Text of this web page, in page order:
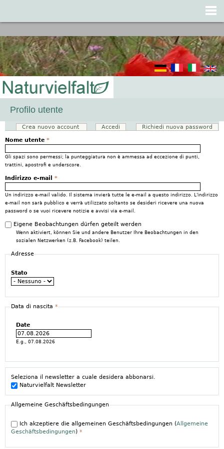
Profilo utente
Schede primarie
Crea nuovo account (scheda attiva)
Accedi
Richiedi nuova password
Nome utente *
Gli spazi sono permessi; la punteggiatura non è ammessa ad eccezione di punti,
trattini, apostrofi e underscore.
Indirizzo e-mail *
Un indirizzo e-mail valido. Il sistema invierà tutte le e-mail a questo indirizzo. L'indirizzo
e-mail non sarà pubblico e verrà utilizzato soltanto se desideri ricevere una nuova
password o se vuoi ricevere notizie e avvisi via e-mail.
Eigene Beobachtungen dürfen geteilt werden
Wenn aktiviert, können Sie und andere Benutzer Ihre Beobachtungen in den
sozialen Netzwerken (z.B. Facebook) teilen.
Adresse
Stato
Data di nascita *
Date
E.g., 07.08.2026
Seleziona il newsletter a cuale desidera abbonarsi.
Naturvielfalt Newsletter
Allgemeine Geschäftsbedingungen
Ich akzeptiere die allgemeinen Geschäftsbedingungen (Allgemeine
Geschäftsbedingungen) *